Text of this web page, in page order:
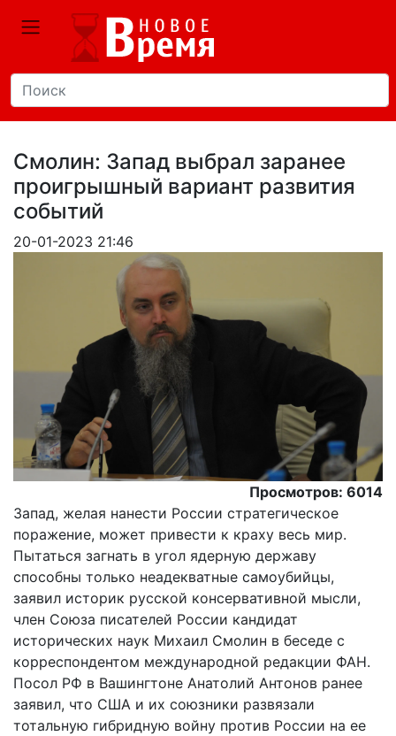
Смолин: Запад выбрал заранее
проигрышный вариант развития
событий
20-01-2023 21:46
Просмотров: 6014
Запад, желая нанести России стратегическое
поражение, может привести к краху весь мир.
Пытаться загнать в угол ядерную державу
способны только неадекватные самоубийцы,
заявил историк русской консервативной мысли,
член Союза писателей России кандидат
исторических наук Михаил Смолин в беседе с
корреспондентом международной редакции ФАН.
Посол РФ в Вашингтоне Анатолий Антонов ранее
заявил, что США и их союзники развязали
тотальную гибридную войну против России на ее